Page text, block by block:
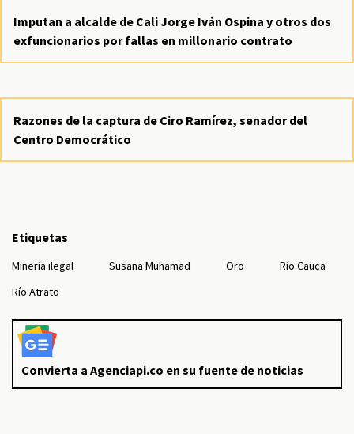
Imputan a alcalde de Cali Jorge Iván Ospina y otros dos
exfuncionarios por fallas en millonario contrato
Razones de la captura de Ciro Ramírez, senador del
Centro Democrático
Etiquetas
Minería ilegal Susana Muhamad Oro
Río Cauca
Río Atrato
Convierta a Agenciapi.co en su fuente de noticias